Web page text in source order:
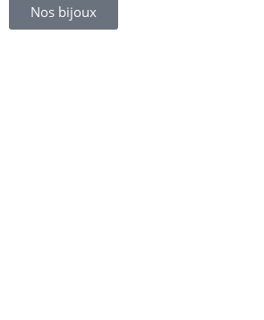
Nos bijoux